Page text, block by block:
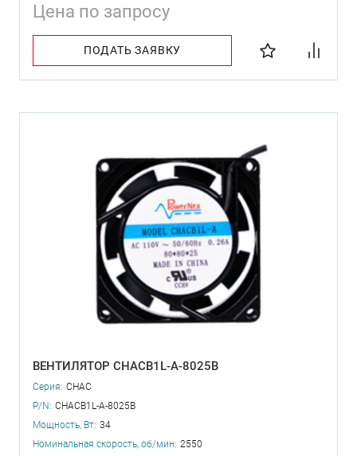
Цена по запросу
ПОДАТЬ ЗАЯВКУ
ВЕНТИЛЯТОР CHACB1L-A-8025B
Серия: CHAC
P/N: CHACB1L-A-8025B
Мощность, Вт: 34
Номинальная скорость, об/мин: 2550